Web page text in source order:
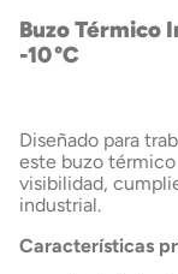
Buzo Térmico
-10 °C
Diseñado para
este buzo
visibilidad,
industrial.
Características